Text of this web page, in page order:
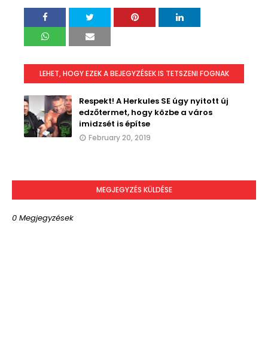
LEHET, HOGY EZEK A BEJEGYZÉSEK IS TETSZENI FOGNAK
Respekt! A Herkules SE úgy nyitott új
edzőtermet, hogy közbe a város
imidzsét is építse
February 20, 2019
MEGJEGYZÉS KÜLDÉSE
0 Megjegyzések